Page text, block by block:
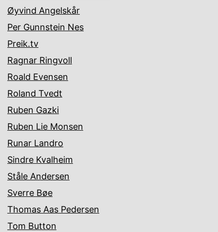
Øyvind Angelskår
Per Gunnstein Nes
Preik.tv
Ragnar Ringvoll
Roald Evensen
Roland Tvedt
Ruben Gazki
Ruben Lie Monsen
Runar Landro
Sindre Kvalheim
Ståle Andersen
Sverre Bøe
Thomas Aas Pedersen
Tom Button